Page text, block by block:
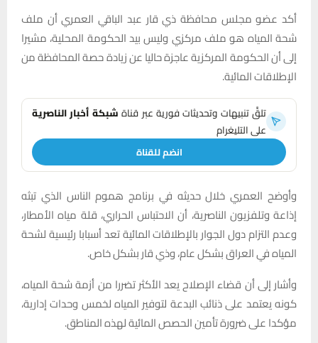
أكد عضو مجلس محافظة ذي قار عبد الباقي العمري أن ملف
شحة المياه هو ملف مركزي وليس بيد الحكومة المحلية، مشيرا
إلى أن الحكومة المركزية عاجزة حاليا عن زيادة حصة المحافظة من
الإطلاقات المائية.
تلقَّ تنبيهات وتحديثات فورية عبر قناةشبكة أخبار الناصرية
على التليغرام
انضم للقناة
وأوضح العمري خلال حديثه في برنامج هموم الناس الذي تبثه
إذاعة وتلفزيون الناصرية، أن الاحتباس الحراري، قلة مياه الأمطار،
وعدم التزام دول الجوار بالإطلاقات المائية تعد أسبابا رئيسية لشحة
المياه في العراق بشكل عام، وذي قار بشكل خاص.
وأشار إلى أن قضاء الإصلاح يعد الأكثر تضررا من أزمة شحة المياه،
كونه يعتمد على ذنائب البدعة لتوفير المياه لخمس وحدات إدارية،
مؤكدا على ضرورة تأمين الحصص المائية لهذه المناطق.